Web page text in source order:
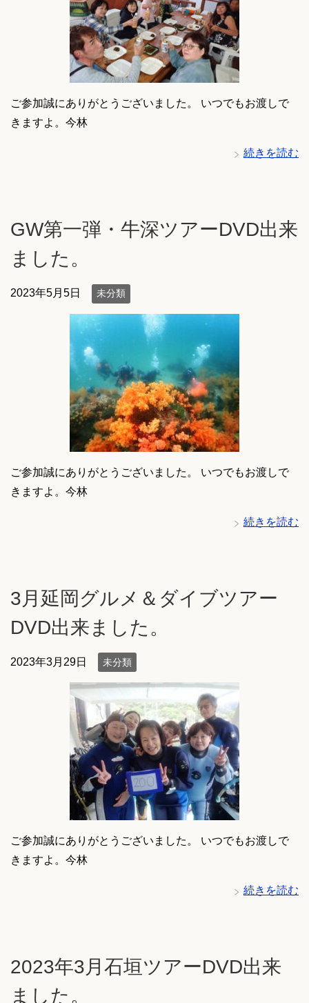
ご参加誠にありがとうございました。 いつでもお渡しで
きますよ。今林
続きを読む
GW第一弾・牛深ツアーDVD出来
ました。
2023年5月5日 未分類
ご参加誠にありがとうございました。 いつでもお渡しで
きますよ。今林
続きを読む
3月延岡グルメ＆ダイブツアー
DVD出来ました。
2023年3月29日 未分類
ご参加誠にありがとうございました。 いつでもお渡しで
きますよ。今林
続きを読む
2023年3月石垣ツアーDVD出来
ました。